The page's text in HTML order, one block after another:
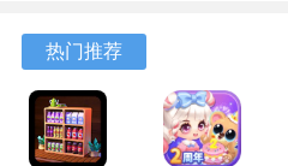
3、击败特定敌人有机会获得两
特的终结技，蓝色晶石则提供
4、角色成长路径并非线性，升
安卓版
122.7.291
热门推荐